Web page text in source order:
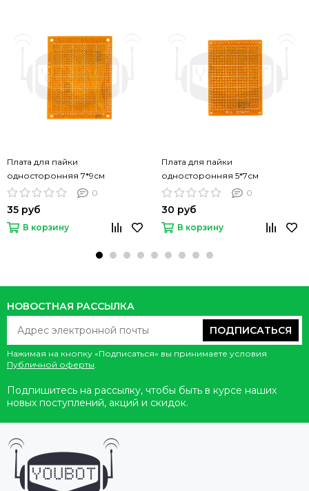
Плата для пайки
односторонняя 7*9см
0
35 руб
В корзину
Плата для пайки
односторонняя 5*7см
0
30 руб
В корзину
НОВОСТНАЯ РАССЫЛКА
ПОДПИСАТЬСЯ
Нажимая на кнопку «Подписаться» вы принимаете условия
Публичной оферты.
Подпишитесь на рассылку, чтобы быть в курсе наших
новых поступлений, акций и скидок.